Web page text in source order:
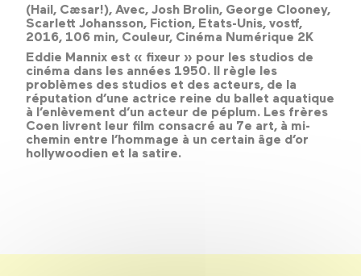
(Hail, Cæsar!), Avec, Josh Brolin, George Clooney,
Scarlett Johansson, Fiction, Etats-Unis, vostf,
2016, 106 min, Couleur, Cinéma Numérique 2K
Eddie Mannix est « fixeur » pour les studios de
cinéma dans les années 1950. Il règle les
problèmes des studios et des acteurs, de la
réputation d’une actrice reine du ballet aquatique
à l’enlèvement d’un acteur de péplum. Les frères
Coen livrent leur film consacré au 7e art, à mi-
chemin entre l’hommage à un certain âge d’or
hollywoodien et la satire.